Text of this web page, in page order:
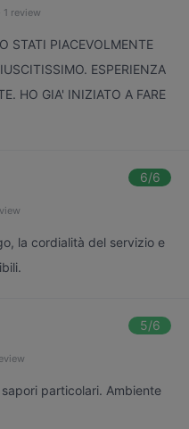
1 review
STATI PIACEVOLMENTE
ESPERIENZA
HO GIA' INIZIATO A FARE
6/6
la cordialità del servizio e
5/6
particolari. Ambiente